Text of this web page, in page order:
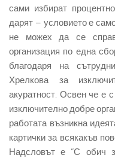
сами избират
дарят – условието е
не можех да се
организация по една
благодаря на
Хрелкова за
акуратност. Освен че е
изключително добре
работата възникна
картички за всякакъв
Надсловът е “С обич